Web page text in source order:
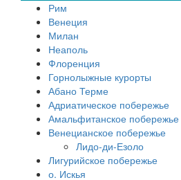
Рим
Венеция
Милан
Неаполь
Флоренция
Горнолыжные курорты
Абано Терме
Адриатическое побережье
Амальфитанское побережье
Венецианское побережье
Лидо-ди-Езоло
Лигурийское побережье
о. Искья